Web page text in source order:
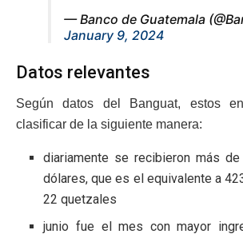
— Banco de Guatemala
January 9, 2024
Datos relevantes
Según datos del Banguat, estos
clasificar de la siguiente manera:
diariamente se recibieron más
dólares, que es el equivalente a
22 quetzales
junio fue el mes con mayor